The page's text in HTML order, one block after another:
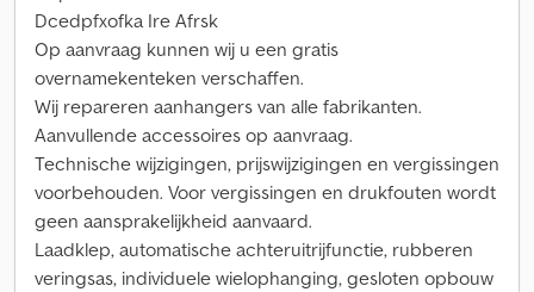
Dcedpfxofka Ire Afrsk
Op aanvraag kunnen wij u een gratis
overnamekenteken verschaffen.
Wij repareren aanhangers van alle fabrikanten.
Aanvullende accessoires op aanvraag.
Technische wijzigingen, prijswijzigingen en vergissingen
voorbehouden. Voor vergissingen en drukfouten wordt
geen aansprakelijkheid aanvaard.
Laadklep, automatische achteruitrijfunctie, rubberen
veringsas, individuele wielophanging, gesloten opbouw